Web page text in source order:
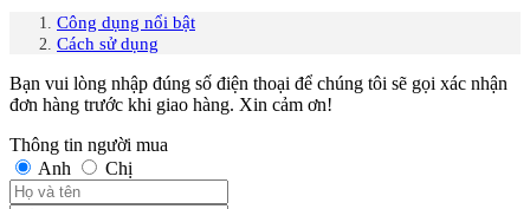
Công dụng nổi bật
Cách sử dụng
Bạn vui lòng nhập đúng số điện thoại để chúng tôi sẽ gọi xác nhận
đơn hàng trước khi giao hàng. Xin cảm ơn!
Thông tin người mua
Anh
Chị